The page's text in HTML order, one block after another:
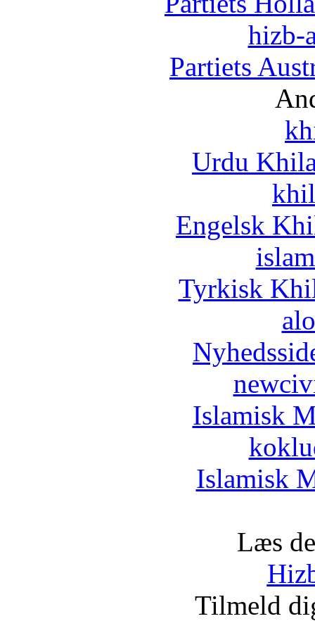
hizb-
Partiets
Urdu
Engelsk
Tyrkisk
Islamisk
Islamisk
Læs
Tilmeld